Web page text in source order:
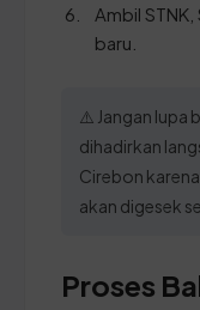
Ambil
baru.
⚠️ Jangan lupa
dihadirkan
Cirebon
akan digesek
Proses